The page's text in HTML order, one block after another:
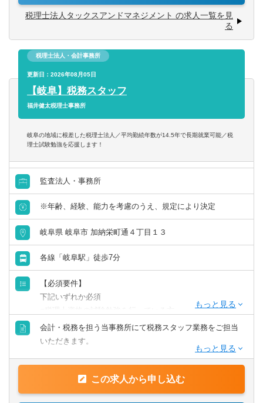
慣れていただくまではOJTとして先輩社員に同行し、徐々
に担当を任せていただけます。
税理士法人タックスアンドマネジメント の求人一覧を見
る
税理士法人・会計事務所
更新日：2026年08月05日
【岐阜】税務スタッフ
福井健太税理士事務所
岐阜の地域に根差した税理士法人／平均勤続年数が14.5年で長期就業可能／税
理士試験勉強を応援します！
監査法人・事務所
※年齢、経験、能力を考慮のうえ、規定により決定
岐阜県 岐阜市 加納栄町通４丁目１３
各線「岐阜駅」徒歩7分
【必須要件】
下記いずれか必須
■税理士事務所経験をお持ちの方
・税理士事務所でクライアント対応経験をお持ちの方
・税理士科目試験合格者
会計・税務を担う当事務所にて税務スタッフ業務をご担当
いただきます。
■関与先経理資料から、会計処理のための仕訳伝票起票業務
■会計処理ソフトへの仕訳伝票に基づいての入力作業
この求人から申し込む